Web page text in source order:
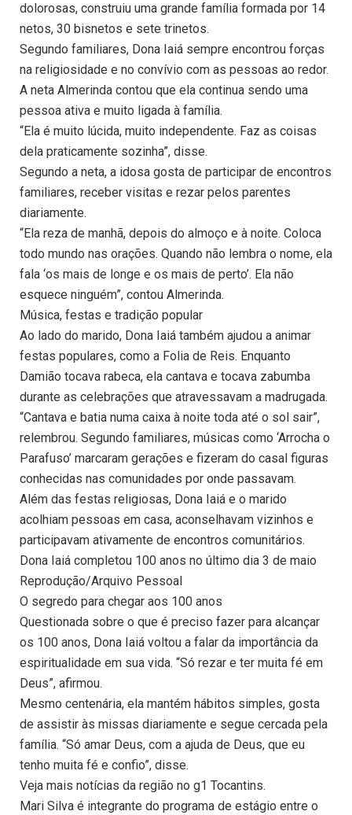
dolorosas, construiu uma grande família formada por 14
netos, 30 bisnetos e sete trinetos.
Segundo familiares, Dona Iaiá sempre encontrou forças
na religiosidade e no convívio com as pessoas ao redor.
A neta Almerinda contou que ela continua sendo uma
pessoa ativa e muito ligada à família.
“Ela é muito lúcida, muito independente. Faz as coisas
dela praticamente sozinha”, disse.
Segundo a neta, a idosa gosta de participar de encontros
familiares, receber visitas e rezar pelos parentes
diariamente.
“Ela reza de manhã, depois do almoço e à noite. Coloca
todo mundo nas orações. Quando não lembra o nome, ela
fala ‘os mais de longe e os mais de perto’. Ela não
esquece ninguém”, contou Almerinda.
Música, festas e tradição popular
Ao lado do marido, Dona Iaiá também ajudou a animar
festas populares, como a Folia de Reis. Enquanto
Damião tocava rabeca, ela cantava e tocava zabumba
durante as celebrações que atravessavam a madrugada.
“Cantava e batia numa caixa à noite toda até o sol sair”,
relembrou. Segundo familiares, músicas como ‘Arrocha o
Parafuso’ marcaram gerações e fizeram do casal figuras
conhecidas nas comunidades por onde passavam.
Além das festas religiosas, Dona Iaiá e o marido
acolhiam pessoas em casa, aconselhavam vizinhos e
participavam ativamente de encontros comunitários.
Dona Iaiá completou 100 anos no último dia 3 de maio
Reprodução/Arquivo Pessoal
O segredo para chegar aos 100 anos
Questionada sobre o que é preciso fazer para alcançar
os 100 anos, Dona Iaiá voltou a falar da importância da
espiritualidade em sua vida. “Só rezar e ter muita fé em
Deus”, afirmou.
Mesmo centenária, ela mantém hábitos simples, gosta
de assistir às missas diariamente e segue cercada pela
família. “Só amar Deus, com a ajuda de Deus, que eu
tenho muita fé e confio”, disse.
Veja mais notícias da região no g1 Tocantins.
Mari Silva é integrante do programa de estágio entre o